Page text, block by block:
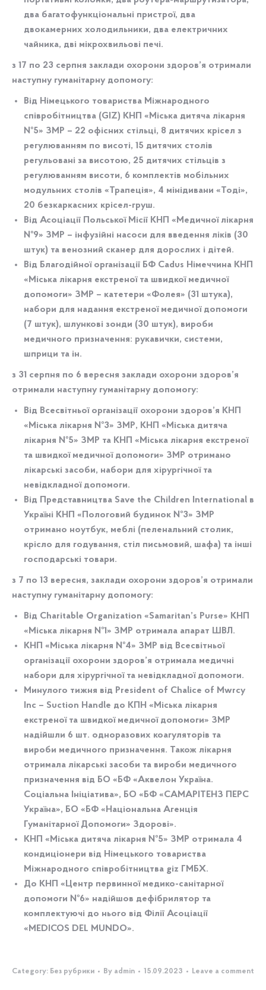
два багатофункціональні пристрої, два
двокамерних холодильники, два електричних
чайника, дві мікрохвильові печі.
з 17 по 23 серпня заклади охорони здоров’я отримали
наступну гуманітарну допомогу:
Від Німецького товариства Міжнародного
співробітництва (GIZ) КНП «Міська дитяча лікарня
№5» ЗМР – 22 офісних стільці, 8 дитячих крісел з
регулюванням по висоті, 15 дитячих столів
регульовані за висотою, 25 дитячих стільців з
регулюванням висоти, 6 комплектів мобільних
модульних столів «Трапеція», 4 мінідивани «Тоді»,
20 безкаркасних крісел-груш.
Від Асоціації Польської Місії КНП «Медичної лікарня
№9» ЗМР – інфузійні насоси для введення ліків (30
штук) та венозний сканер для дорослих і дітей.
Від Благодійної організації БФ Cadus Німеччина КНП
«Міська лікарня екстреної та швидкої медичної
допомоги» ЗМР – катетери «Фолея» (31 штука),
набори для надання екстреної медичної допомоги
(7 штук), шлункові зонди (30 штук), вироби
медичного призначення: рукавички, системи,
шприци та ін.
з 31 серпня по 6 вересня заклади охорони здоров’я
отримали наступну гуманітарну допомогу:
Від Всесвітньої організації охорони здоров’я КНП
«Міська лікарня №3» ЗМР, КНП «Міська дитяча
лікарня №5» ЗМР та КНП «Міська лікарня екстреної
та швидкої медичної допомоги» ЗМР отримано
лікарські засоби, набори для хірургічної та
невідкладної допомоги.
Від Представництва Save the Children International в
Україні КНП «Пологовий будинок №3» ЗМР
отримано ноутбук, меблі (пеленальний столик,
крісло для годування, стіл письмовий, шафа) та інші
господарські товари.
з 7 по 13 вересня, заклади охорони здоров’я отримали
наступну гуманітарну допомогу:
Від Charitable Organization «Samaritan’s Purse» КНП
«Міська лікарня №1» ЗМР отримала апарат ШВЛ.
КНП «Міська лікарня №4» ЗМР від Всесвітньої
організації охорони здоров’я отримала медичні
набори для хірургічної та невідкладної допомоги.
Минулого тижня від President of Chalice of Mwrcy
Inc – Suction Handle до КПН «Міська лікарня
екстреної та швидкої медичної допомоги» ЗМР
надійшли 6 шт. одноразових коагуляторів та
вироби медичного призначення. Також лікарня
отримала лікарські засоби та вироби медичного
призначення від БО «БФ «Аквелон Україна.
Соціальна Ініціатива», БО «БФ «САМАРІТЕНЗ ПЕРС
Україна», БО «БФ «Національна Агенція
Гуманітарної Допомоги» Здорові».
КНП «Міська дитяча лікарня №5» ЗМР отримала 4
кондиціонери від Німецького товариства
Міжнародного співробітництва giz ГМБХ.
До КНП «Центр первинної медико-санітарної
допомоги №6» надійшов дефібрилятор та
комплектуючі до нього від Філії Асоціації
«MEDICOS DEL MUNDO».
Category: Без рубрики By admin 15.09.2023 Leave a comment